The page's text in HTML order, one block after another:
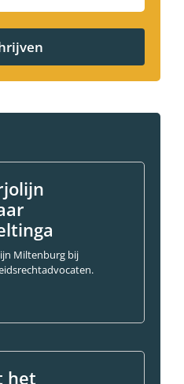
Miltenburg bij
het